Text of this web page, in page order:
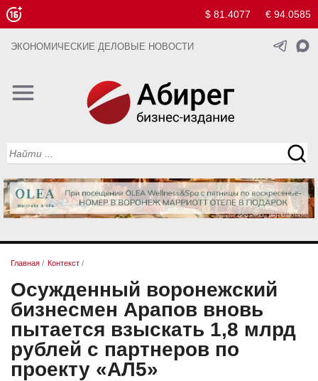
$ 81.4077 € 94.0585
ЭКОНОМИЧЕСКИЕ ДЕЛОВЫЕ НОВОСТИ
Главная / Контекст /
Осужденный воронежский
бизнесмен Арапов вновь
пытается взыскать 1,8 млрд
рублей с партнеров по
проекту «АЛ5»